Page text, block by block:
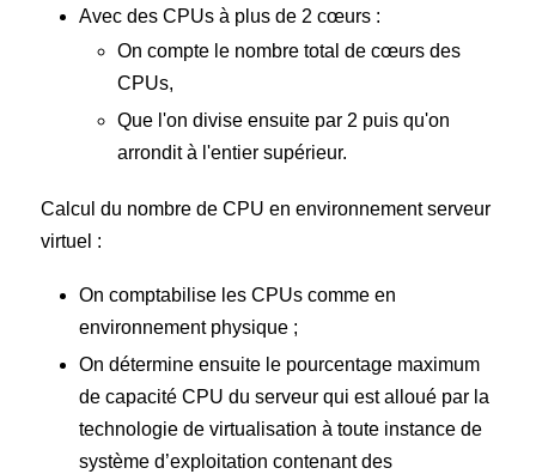
Avec des CPUs à plus de 2 cœurs :
On compte le nombre total de cœurs des
CPUs,
Que l'on divise ensuite par 2 puis qu'on
arrondit à l'entier supérieur.
Calcul du nombre de CPU en environnement serveur
virtuel :
On comptabilise les CPUs comme en
environnement physique ;
On détermine ensuite le pourcentage maximum
de capacité CPU du serveur qui est alloué par la
technologie de virtualisation à toute instance de
système d’exploitation contenant des